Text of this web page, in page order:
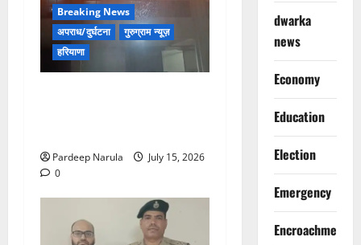
Breaking News
अपराध/दुर्घटना
गुरुग्राम न्यूज़
हरियाणा
Pardeep Narula
July 15, 2026
0
dwarka
news
Economy
Education
Election
Emergency
Encroachment